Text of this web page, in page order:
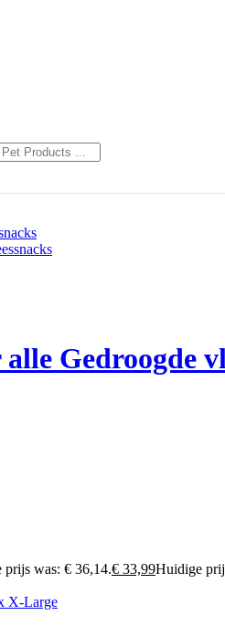
Gedroogde
was: € 36,14.€ 33,99Huidige